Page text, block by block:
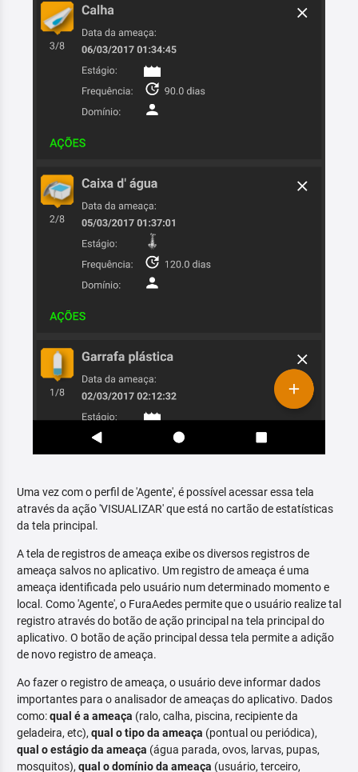
Uma vez com o perfil de 'Agente', é possível acessar essa tela
através da ação 'VISUALIZAR' que está no cartão de estatísticas
da tela principal.
A tela de registros de ameaça exibe os diversos registros de
ameaça salvos no aplicativo. Um registro de ameaça é uma
ameaça identificada pelo usuário num determinado momento e
local. Como 'Agente', o FuraAedes permite que o usuário realize tal
registro através do botão de ação principal na tela principal do
aplicativo. O botão de ação principal dessa tela permite a adição
de novo registro de ameaça.
Ao fazer o registro de ameaça, o usuário deve informar dados
importantes para o analisador de ameaças do aplicativo. Dados
como:qual é a ameaça (ralo, calha, piscina, recipiente da
geladeira, etc), qual o tipo da ameaça (pontual ou periódica),
qual o estágio da ameaça (água parada, ovos, larvas, pupas,
mosquitos), qual o domínio da ameaça (usuário, terceiro,